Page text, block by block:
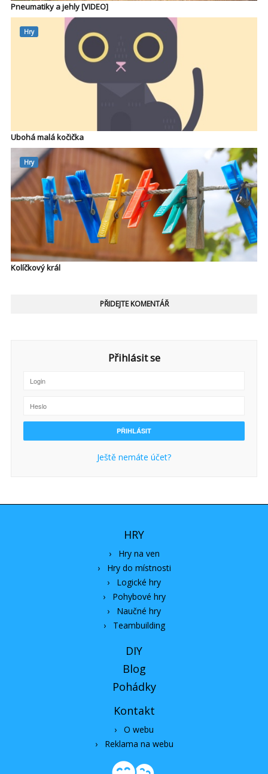
Pneumatiky a jehly [VIDEO]
Hry
Ubohá malá kočička
Hry
Kolíčkový král
PŘIDEJTE KOMENTÁŘ
Přihlásit se
Ještě nemáte účet?
HRY
› Hry na ven
› Hry do místnosti
› Logické hry
› Pohybové hry
› Naučné hry
› Teambuilding
DIY
Blog
Pohádky
Kontakt
› O webu
› Reklama na webu